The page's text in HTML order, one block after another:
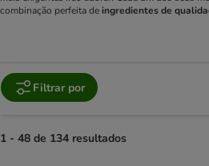
combinação perfeita de ingredientes de
Filtrar por
1 - 48 de 134 resultados